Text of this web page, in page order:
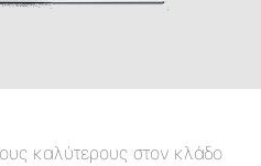
καλύτερους στον κλάδο